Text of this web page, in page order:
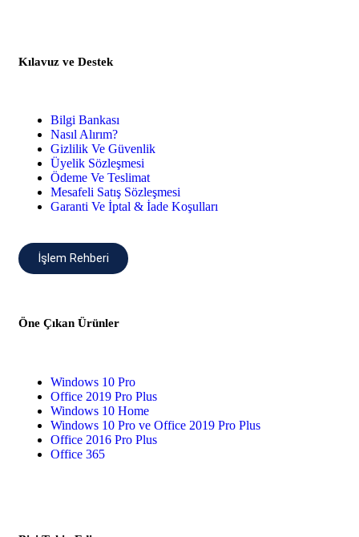
Kılavuz ve Destek
Bilgi Bankası
Nasıl Alırım?
Gizlilik Ve Güvenlik
Üyelik Sözleşmesi
Ödeme Ve Teslimat
Mesafeli Satış Sözleşmesi
Garanti Ve İptal & İade Koşulları
İşlem Rehberi
Öne Çıkan Ürünler
Windows 10 Pro
Office 2019 Pro Plus
Windows 10 Home
Windows 10 Pro ve Office 2019 Pro Plus
Office 2016 Pro Plus
Office 365